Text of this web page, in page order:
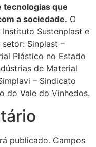
tecnologias que
a sociedade. O
Sustenplast e
Sinplast –
Plástico no Estado
de Material
– Sindicato
do Vale do Vinhedos.
publicado. Campos